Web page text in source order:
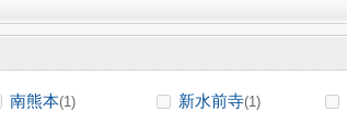
南熊本(1) 新水前寺(1)